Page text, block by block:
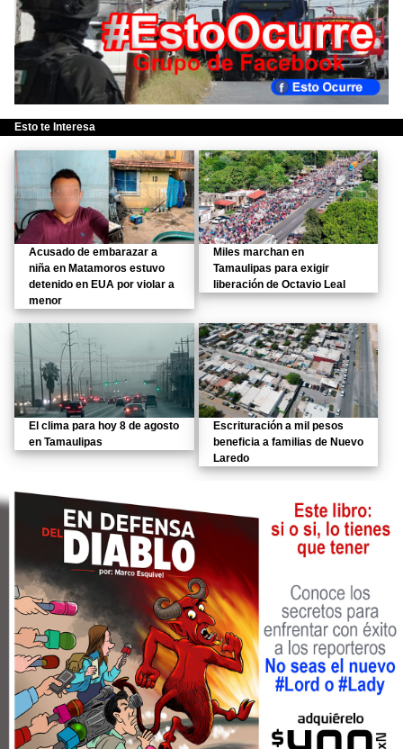
Esto te Interesa
Acusado de embarazar a
niña en Matamoros estuvo
detenido en EUA por violar a
menor
Miles marchan en
Tamaulipas para exigir
liberación de Octavio Leal
El clima para hoy 8 de agosto
en Tamaulipas
Escrituración a mil pesos
beneficia a familias de Nuevo
Laredo